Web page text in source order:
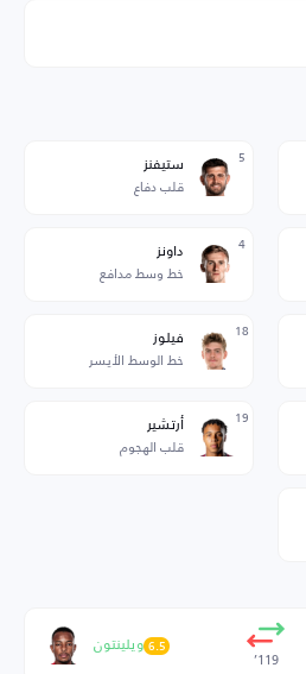
5 ستيفنز
قلب دفاع
4 داونز
خط وسط مدافع
18 فيلوز
خط الوسط الأيسر
19 أرتشير
قلب الهجوم
119’
ويلينتون6.5